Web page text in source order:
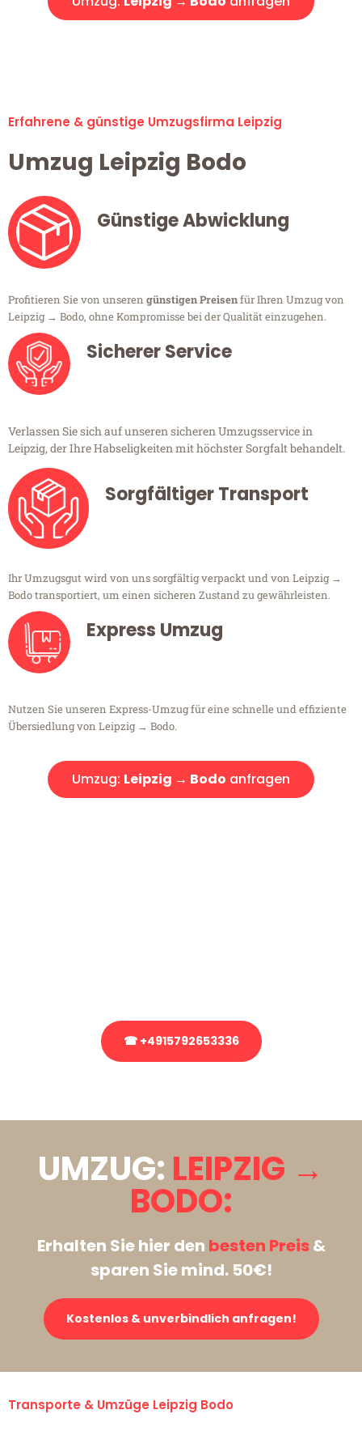
Erfahrene & günstige Umzugsfirma Leipzig
Umzug Leipzig Bodo
Günstige Abwicklung
Profitieren Sie von unseren günstigen Preisenfür Ihren Umzug von
Leipzig → Bodo, ohne Kompromisse bei der Qualität einzugehen.
Sicherer Service
Verlassen Sie sich auf unseren sicheren Umzugsservice in
Leipzig, der Ihre Habseligkeiten mit höchster Sorgfalt behandelt.
Sorgfältiger Transport
Ihr Umzugsgut wird von uns sorgfältig verpackt und von Leipzig →
Bodo transportiert, um einen sicheren Zustand zu gewährleisten.
Express Umzug
Nutzen Sie unseren Express-Umzug für eine schnelle und effiziente
Übersiedlung von Leipzig → Bodo.
Umzug: Leipzig → Bodo anfragen
☎ +4915792653336
UMZUG: LEIPZIG →
BODO:
Erhalten Sie hier den besten Preis&
sparen Sie mind. 50€!
Kostenlos & unverbindlich anfragen!
Transporte & Umzüge Leipzig Bodo